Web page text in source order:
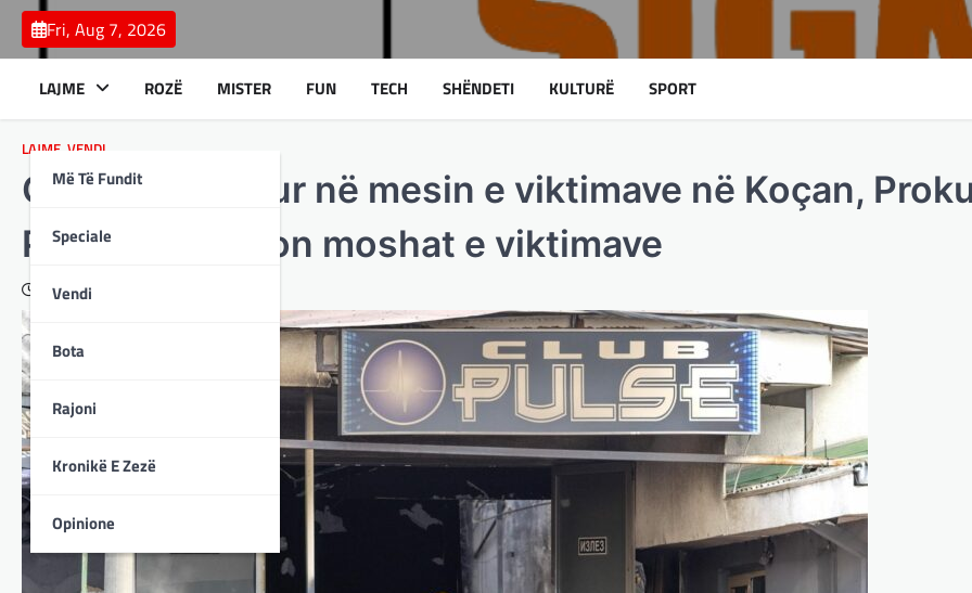
Skip
content
Fri, Aug 7, 2026
LAJME
Më Të Fundit
Speciale
Vendi
Bota
Rajoni
Kronikë E Zezë
Opinione
ROZË MISTER FUN TECH SHËNDETI KULTURË SPORT
LAJME VENDI
Gjashtë të mitur në mesin e viktimave në Koçan,
Publike publikon moshat e viktimave
March 20, 2025